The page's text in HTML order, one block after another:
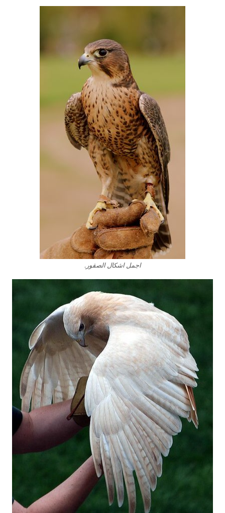
اجمل اشكال الصقور.